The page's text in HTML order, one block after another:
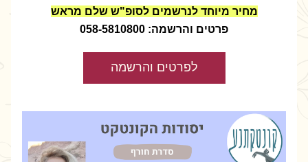
מחיר מיוחד לנרשמים לסופ"ש שלם מראש
פרטים והרשמה: 058-5810800
לפרטים והרשמה